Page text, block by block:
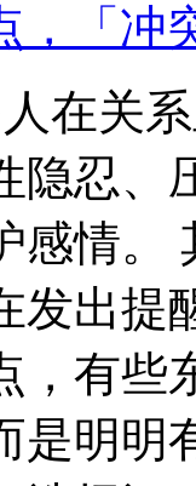
，「冲
在关
隐忍、
感情。
发出提
，有些
是明明